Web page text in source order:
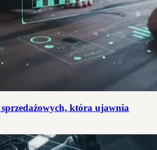
która ujawnia